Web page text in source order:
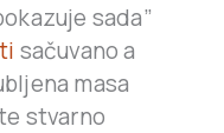
sada”
sačuvano a
masa
stvarno